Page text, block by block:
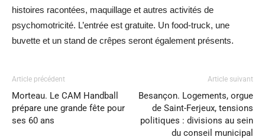
histoires racontées, maquillage et autres activités de
psychomotricité. L’entrée est gratuite. Un food-truck, une
buvette et un stand de crêpes seront également présents.
Article précédent
Morteau. Le CAM Handball
prépare une grande fête pour
ses 60 ans
Article suivant
Besançon. Logements, orgue
de Saint-Ferjeux, tensions
politiques : divisions au sein
du conseil municipal